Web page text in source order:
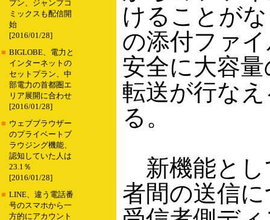
プン、ジャンプコ
ミックスも配信開
始
[2016/01/28]
■ BIGLOBE、電力と
インターネットの
セットプラン、中
部電力の首都圏エ
リア展開に合わせ
[2016/01/28]
■ ウェブブラウザー
のプライベートブ
ラウジング機能、
認知していた人は
23.1％
[2016/01/28]
■ LINE、違う電話番
号のスマホから一
方的にアカウント
けることが
の添付ファ
安全に大容
転送が行な
る。
新機能とし
者間の送信